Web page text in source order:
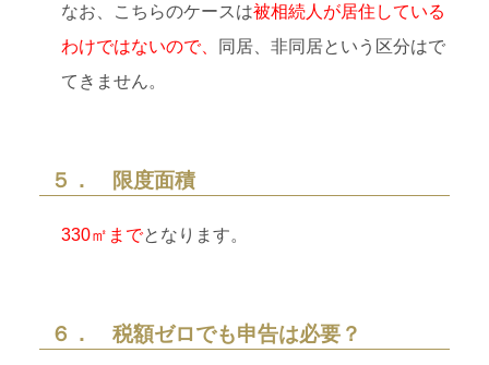
なお、こちらのケースは被相続人が居住している
わけではないので、
同居、非同居という区分はで
てきません。
５． 限度面積
330㎡までとなります。
６． 税額ゼロでも申告は必要？